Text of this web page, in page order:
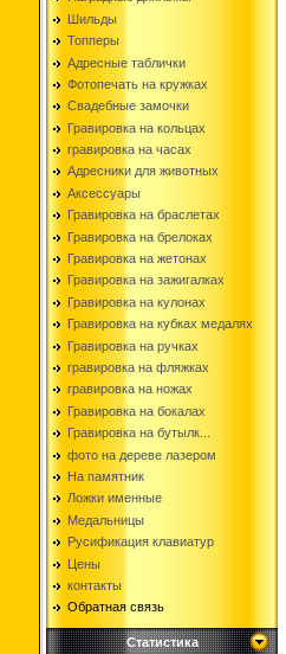
Шильды
Топперы
Адресные таблички
Фотопечать на кружках
Свадебные замочки
Гравировка на кольцах
гравировка на часах
Адресники для животных
Аксессуары
Гравировка на браслетах
Гравировка на брелоках
Гравировка на жетонах
Гравировка на зажигалках
Гравировка на кулонах
Гравировка на кубках медалях
Гравировка на ручках
гравировка на фляжках
гравировка на ножах
Гравировка на бокалах
Гравировка на бутылк...
фото на дереве лазером
На памятник
Ложки именные
Медальницы
Русификация клавиатур
Цены
контакты
Обратная связь
Статистика